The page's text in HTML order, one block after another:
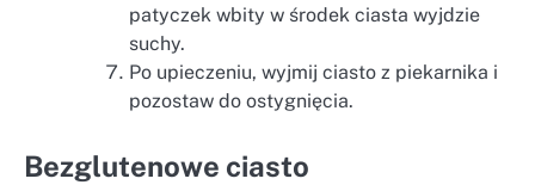
patyczek wbity w środek ciasta wyjdzie
suchy.
Po upieczeniu, wyjmij ciasto z piekarnika i
pozostaw do ostygnięcia.
Bezglutenowe ciasto